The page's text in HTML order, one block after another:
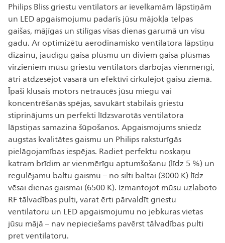
Philips Bliss griestu ventilators ar ievelkamām lāpstiņām
un LED apgaismojumu padarīs jūsu mājokļa telpas
gaišas, mājīgas un stilīgas visas dienas garumā un visu
gadu. Ar optimizētu aerodinamisko ventilatora lāpstiņu
dizainu, jaudīgu gaisa plūsmu un diviem gaisa plūsmas
virzieniem mūsu griestu ventilators darbojas vienmērīgi,
ātri atdzesējot vasarā un efektīvi cirkulējot gaisu ziemā.
Īpaši klusais motors netraucēs jūsu miegu vai
koncentrēšanās spējas, savukārt stabilais griestu
stiprinājums un perfekti līdzsvarotās ventilatora
lāpstiņas samazina šūpošanos. Apgaismojums sniedz
augstas kvalitātes gaismu un Philips raksturīgās
pielāgojamības iespējas. Radiet perfektu noskaņu
katram brīdim ar vienmērīgu aptumšošanu (līdz 5 %) un
regulējamu baltu gaismu – no silti baltai (3000 K) līdz
vēsai dienas gaismai (6500 K). Izmantojot mūsu uzlaboto
RF tālvadības pulti, varat ērti pārvaldīt griestu
ventilatoru un LED apgaismojumu no jebkuras vietas
jūsu mājā – nav nepieciešams pavērst tālvadības pulti
pret ventilatoru.